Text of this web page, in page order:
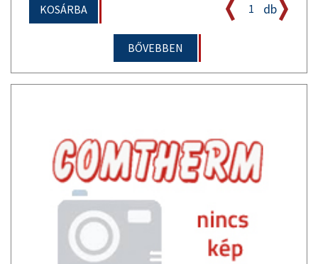
KOSÁRBA db
BŐVEBBEN